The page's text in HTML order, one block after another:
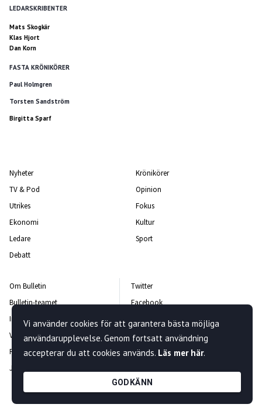
LEDARSKRIBENTER
Mats Skogkär
Klas Hjort
Dan Korn
FASTA KRÖNIKÖRER
Paul Holmgren
Torsten Sandström
Birgitta Sparf
Nyheter
TV & Pod
Utrikes
Ekonomi
Ledare
Debatt
Krönikörer
Opinion
Fokus
Kultur
Sport
Om Bulletin
Bulletin-teamet
Integritetspolicy
Vanliga frågor och svar
Rättelsepolicy
Jobba hos oss
Twitter
Facebook
Instagram
Kontakta oss
Nyhetsbrev
Vi använder cookies för att garantera bästa möjliga
användarupplevelse. Genom fortsatt användning
accepterar du att cookies används. Läs mer här.
GODKÄNN